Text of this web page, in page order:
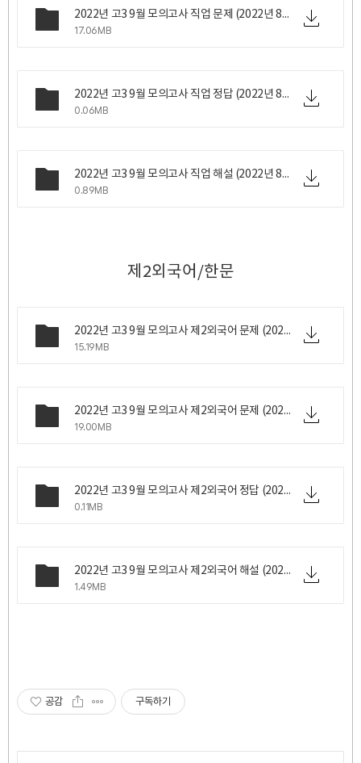
2022년 고3 9월 모의고사 직업 문제 (2022년 8월 31일 수요일 시행).zip
17.06MB
2022년 고3 9월 모의고사 직업 정답 (2022년 8월 31일 수요일 시행).png
0.06MB
2022년 고3 9월 모의고사 직업 해설 (2022년 8월 31일 수요일 시행).zip
0.89MB
제2외국어/한문
2022년 고3 9월 모의고사 제2외국어 문제 (2022년 8월 31일 수요일 시행).zip
15.19MB
2022년 고3 9월 모의고사 제2외국어 문제 (2022년 8월 31일 수요일 시행).z01
19.00MB
2022년 고3 9월 모의고사 제2외국어 정답 (2022년 8월 31일 수요일 시행).png
0.11MB
2022년 고3 9월 모의고사 제2외국어 해설 (2022년 8월 31일 수요일 시행).zip
1.49MB
공감 구독하기